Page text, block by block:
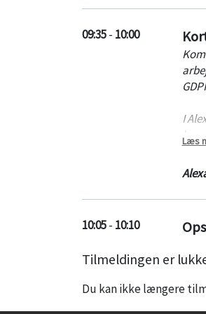
09:35- 10:00
I
Læs
10:05- 10:10
Tilmeldingen er
Du kan ikke længere